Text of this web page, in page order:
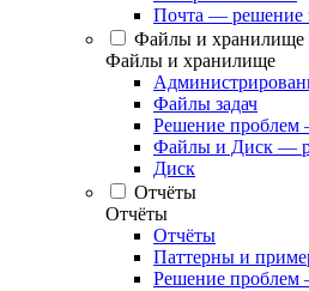
Почта — решение
Файлы и хранилище
Файлы и хранилище
Файлы задач
Решение проблем
Файлы и Диск —
Диск
Отчёты
Отчёты
Отчёты
Паттерны и
Решение проблем